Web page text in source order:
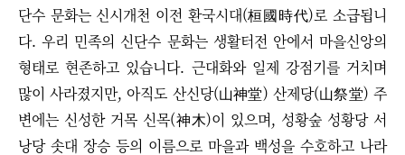
단수 문화는 신시개천 이전 환국시대(桓國時代)로 소급됩니
다. 우리 민족의 신단수 문화는 생활터전 안에서 마을신앙의
형태로 현존하고 있습니다. 근대화와 일제 강점기를 거치며
많이 사라졌지만, 아직도 산신당(山神堂) 산제당(山祭堂) 주
변에는 신성한 거목 신목(神木)이 있으며, 성황숲 성황당 서
낭당 솟대 장승 등의 이름으로 마을과 백성을 수호하고 나라